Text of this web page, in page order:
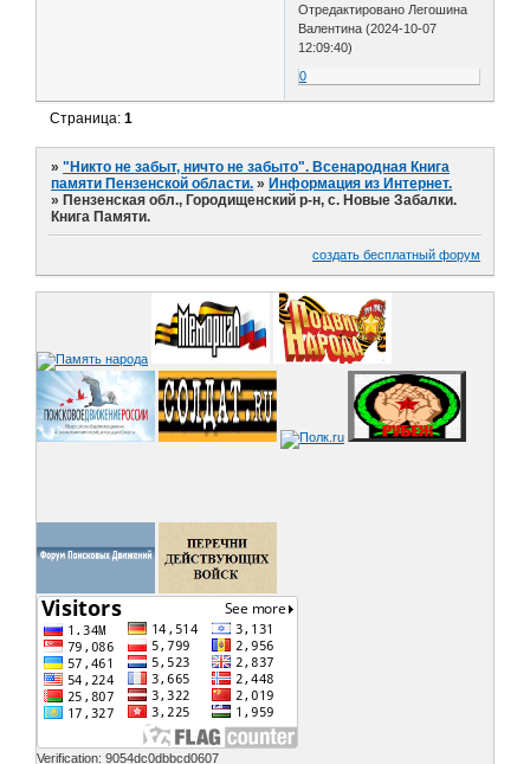
Отредактировано Легошина
Валентина (2024-10-07
12:09:40)
0
Страница:1
»"Никто не забыт, ничто не забыто". Всенародная Книга
памяти Пензенской области. » Информация из Интернет.
» Пензенская обл., Городищенский р-н, с. Новые Забалки.
Книга Памяти.
создать бесплатный форум
Verification: 9054dc0dbbcd0607